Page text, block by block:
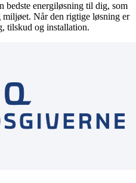
energiløsning til dig, som
miljøet. Når den rigtige løsning er
tilskud og installation.